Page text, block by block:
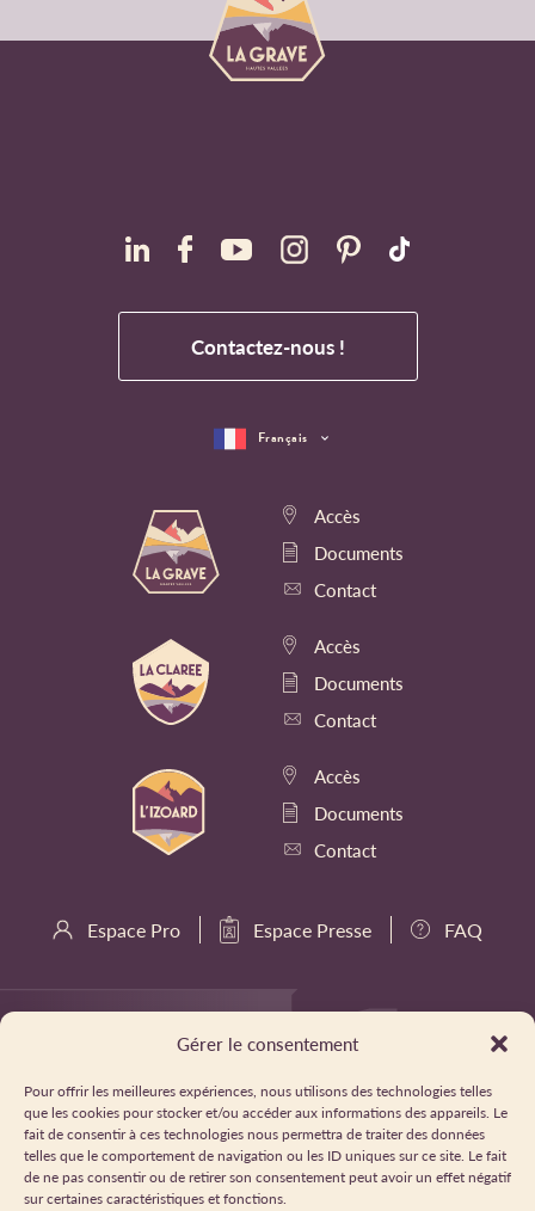
Gérer le consentement
Pour offrir les meilleures expériences, nous utilisons des technologies telles
que les cookies pour stocker et/ou accéder aux informations des appareils. Le
fait de consentir à ces technologies nous permettra de traiter des données
telles que le comportement de navigation ou les ID uniques sur ce site. Le fait
de ne pas consentir ou de retirer son consentement peut avoir un effet négatif
sur certaines caractéristiques et fonctions.
Contactez-nous !
Accès
Documents
Contact
Accès
Documents
Contact
Accès
Documents
Contact
Espace Pro Espace Presse FAQ
Français